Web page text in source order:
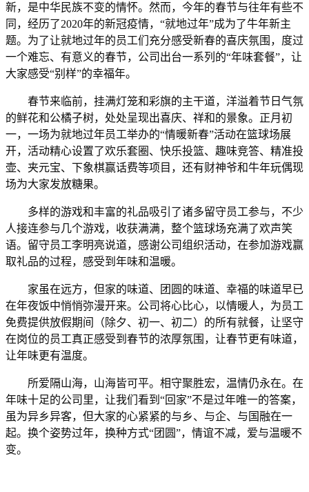
新，是中华民族不变的情怀。然而，今年的春节与往年有些不
同，经历了2020年的新冠疫情，“就地过年”成为了牛年新主
题。为了让就地过年的员工们充分感受新春的喜庆氛围，度过
一个难忘、有意义的春节，公司出台一系列的“年味套餐”，让
大家感受“别样”的幸福年。
春节来临前，挂满灯笼和彩旗的主干道，洋溢着节日气氛
的鲜花和公橘子树，处处呈现出喜庆、祥和的景象。正月初
一，一场为就地过年员工举办的“情暖新春”活动在篮球场展
开，活动精心设置了欢乐套圈、快乐投篮、趣味竞答、精准投
壶、夹元宝、下象棋赢话费等项目，还有财神爷和牛年玩偶现
场为大家发放糖果。
多样的游戏和丰富的礼品吸引了诸多留守员工参与，不少
人接连参与几个游戏，收获满满，整个篮球场充满了欢声笑
语。留守员工李明亮说道，感谢公司组织活动，在参加游戏赢
取礼品的过程，感受到年味和温暖。
家虽在远方，但家的味道、团圆的味道、幸福的味道早已
在年夜饭中悄悄弥漫开来。 公司将心比心，以情暖人， 为员工
免费提供放假期间（除夕、初一、初二）的所有就餐，让坚守
在岗位的员工真正感受到春节的浓厚氛围， 让春节更有味道，
让年味更有温度。
所爱隔山海，山海皆可平。相守聚胜宏，温情仍永在。在
年味十足的公司里，让我们看到 “回家”不是过年唯一的答案，
虽为异乡异客，但大家的心紧紧的与乡、与企、与国融在一
起。换个姿势过年，换种方式“团圆”， 情谊不减，爱与温暖不
变。